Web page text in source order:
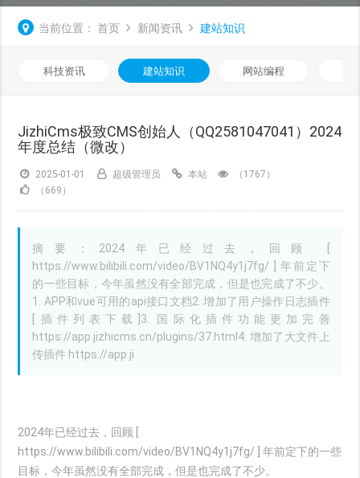
当前位置： 首页 新闻资讯 建站知识
科技资讯 建站知识 网站编程
JizhiCms极致CMS创始人（QQ2581047041）2024
年度总结（微改）
2025-01-01 超级管理员 本站
（1767）
（669）
摘要：2024年已经过去，回顾 [
https://www.bilibili.com/video/BV1NQ4y1j7fg/ ] 年前定下
的一些目标，今年虽然没有全部完成，但是也完成了不少。
1. APP和vue可用的api接口文档2. 增加了用户操作日志插件
[插件列表下载]3. 国际化插件功能更加完善
https://app.jizhicms.cn/plugins/37.html4. 增加了大文件上
传插件 https://app.ji
2024年已经过去，回顾 [
https://www.bilibili.com/video/BV1NQ4y1j7fg/ ] 年前定下的一些
目标，今年虽然没有全部完成，但是也完成了不少。